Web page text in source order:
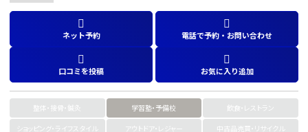
ネット予約 電話で予約・お問い合わせ
口コミを投稿 お気に入り追加
整体・接骨・鍼灸 学習塾・予備校
飲食・レストラン
ショッピング・ライフスタイル
アウトドア・レジャー
中古品売買・リサイクル